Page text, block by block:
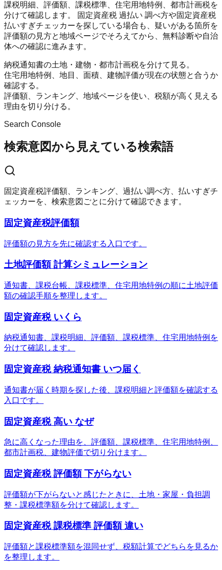
課税明細、評価額、課税標準、住宅用地特例、都市計画税を
分けて確認します。 固定資産税 過払い 調べ方や固定資産税
払いすぎチェッカーを探している場合も、疑いがある箇所を
評価額の見方と地域ページでそろえてから、無料診断や自治
体への確認に進みます。
納税通知書の土地・建物・都市計画税を分けて見る。
住宅用地特例、地目、面積、建物評価が現在の状態と合うか
確認する。
評価額、ランキング、地域ページを使い、税額が高く見える
理由を切り分ける。
Search Console
検索意図から見えている検索語
固定資産税評価額、ランキング、過払い調べ方、払いすぎチ
ェッカーを、検索意図ごとに分けて確認できます。
固定資産税評価額
評価額の見方を先に確認する入口です。
土地評価額 計算シミュレーション
通知書、課税台帳、課税標準、住宅用地特例の順に土地評価
額の確認手順を整理します。
固定資産税 いくら
納税通知書、課税明細、評価額、課税標準、住宅用地特例を
分けて確認します。
固定資産税 納税通知書 いつ届く
通知書が届く時期を探した後、課税明細と評価額を確認する
入口です。
固定資産税 高い なぜ
急に高くなった理由を、評価額、課税標準、住宅用地特例、
都市計画税、建物評価で切り分けます。
固定資産税 評価額 下がらない
評価額が下がらないと感じたときに、土地・家屋・負担調
整・課税標準額を分けて確認します。
固定資産税 課税標準 評価額 違い
評価額と課税標準額を混同せず、税額計算でどちらを見るか
を整理します。